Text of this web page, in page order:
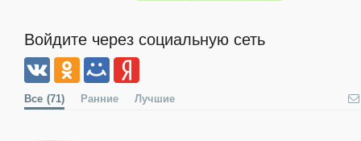
Войдите через социальную сеть
Все (71) Ранние Лучшие